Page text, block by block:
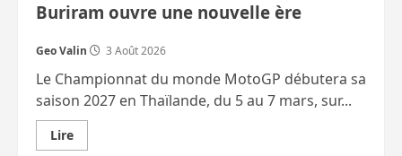
Buriram ouvre une nouvelle ère
Geo Valin 3 Août 2026
Le Championnat du monde MotoGP débutera sa
saison 2027 en Thaïlande, du 5 au 7 mars, sur...
LireEn
savoir